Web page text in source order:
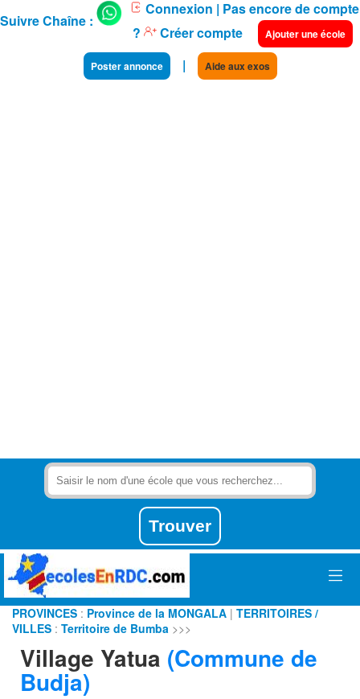
Suivre Chaîne :
Connexion | Pas encore de compte
?
Créer compte Ajouter une école
Poster annonce | Aide aux exos
PROVINCES : Province de la MONGALA | TERRITOIRES /
VILLES : Territoire de Bumba >>>
Village Yatua (Commune de
Budja)